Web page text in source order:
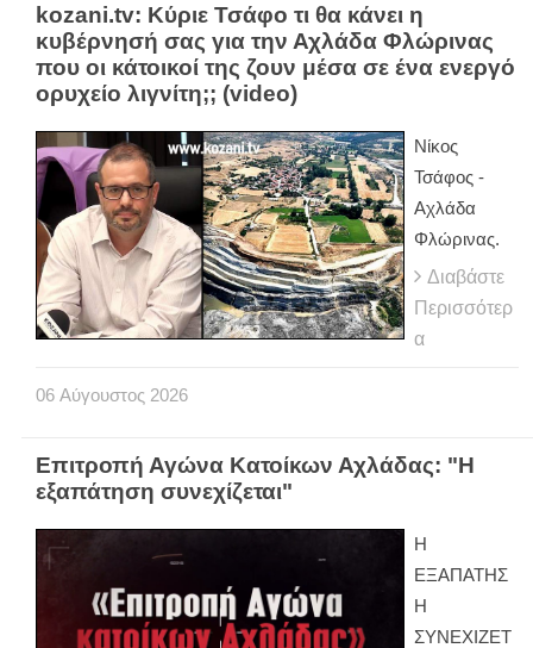
kozani.tv: Κύριε Τσάφο τι θα κάνει η
κυβέρνησή σας για την Αχλάδα Φλώρινας
που οι κάτοικοί της ζουν μέσα σε ένα ενεργό
ορυχείο λιγνίτη;; (video)
Νίκος
Τσάφος -
Αχλάδα
Φλώρινας.
Διαβάστε
Περισσότερ
α
06 Αύγουστος 2026
Επιτροπή Αγώνα Κατοίκων Αχλάδας: "Η
εξαπάτηση συνεχίζεται"
Η
ΕΞΑΠΑΤΗΣ
Η
ΣΥΝΕΧΙΖΕΤ